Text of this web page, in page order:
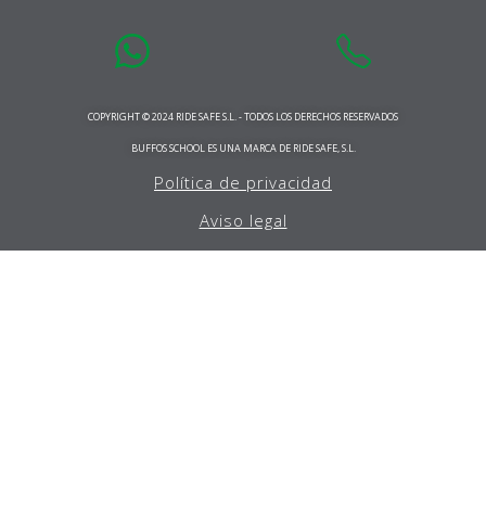
COPYRIGHT © 2024 RIDE SAFE S.L. - TODOS LOS DERECHOS RESERVADOS
BUFFOS SCHOOL ES UNA MARCA DE RIDE SAFE, S.L.
Política de privacidad
Aviso legal